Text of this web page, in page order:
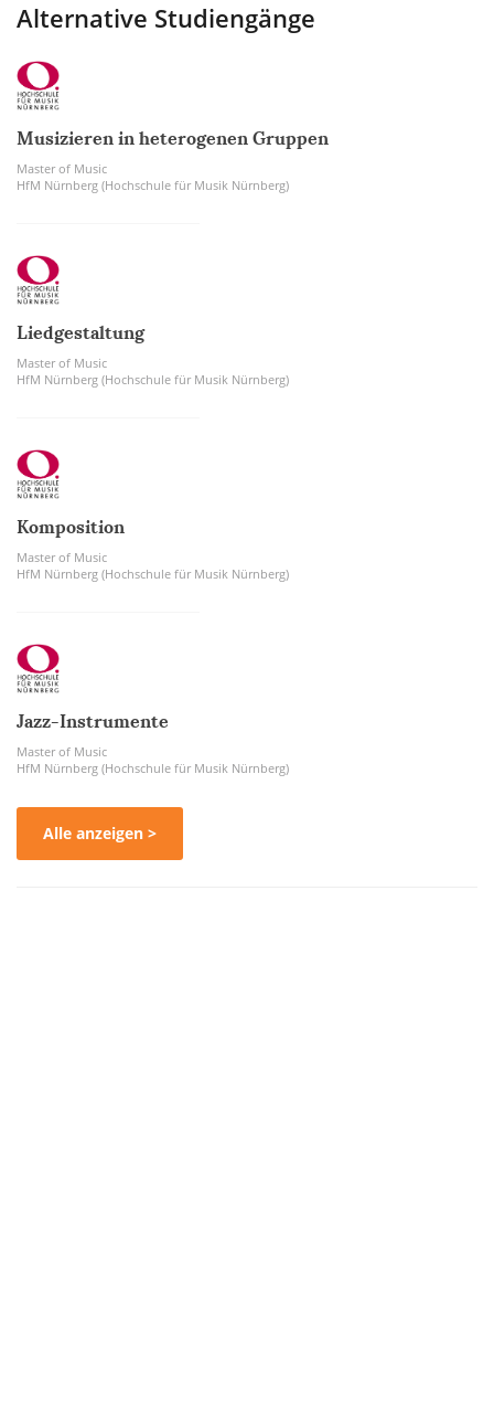
Alternative Studiengänge
Musizieren in heterogenen Gruppen
Master of Music
HfM Nürnberg (Hochschule für Musik Nürnberg)
Liedgestaltung
Master of Music
HfM Nürnberg (Hochschule für Musik Nürnberg)
Komposition
Master of Music
HfM Nürnberg (Hochschule für Musik Nürnberg)
Jazz-Instrumente
Master of Music
HfM Nürnberg (Hochschule für Musik Nürnberg)
Alle anzeigen >